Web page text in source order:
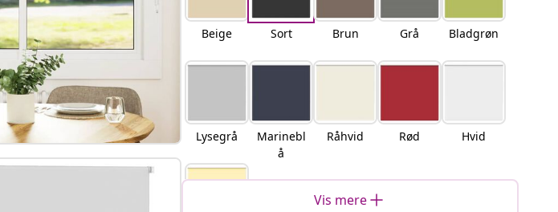
Beige Sort Brun Grå Bladgrøn
Lysegrå
Marinebl
å
Råhvid Rød Hvid
Vis mere